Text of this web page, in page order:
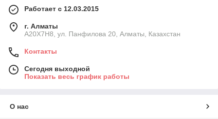
Работает с 12.03.2015
г. Алматы
A20X7H8, ул. Панфилова 20, Алматы, Казахстан
Контакты
Сегодня выходной
Показать весь график работы
О нас